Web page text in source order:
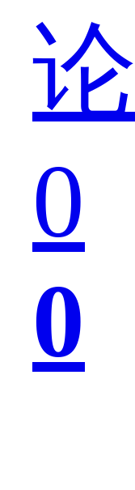
错
过
的
论
0
0